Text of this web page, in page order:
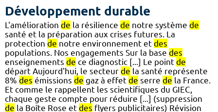
Développement durable
L'amélioration de la résilience de notre système de
santé et la préparation aux crises futures. La
protection de notre environnement et des
populations. Nos engagements Sur la base des
enseignements de ce diagnostic [...] Le point de
départ Aujourd'hui, le secteur de la santé représente
8% des émissions de gaz à effet de serre de la France.
Et comme le rappellent les scientifiques du GIEC,
chaque geste compte pour réduire [...] (suppression
de la Boîte Rose et des flyers publicitaires) Révision